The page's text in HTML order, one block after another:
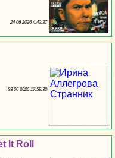
24 06 2026 4:42:37
23 06 2026 17:59:32
It Roll